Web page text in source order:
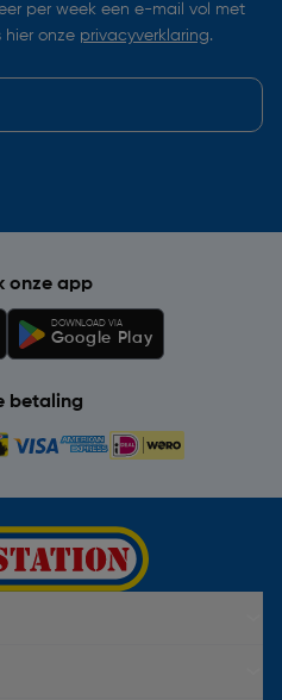
per week een e-mail vol met
hier onze privacyverklaring.
onze app
DOWNLOAD VIA
Google Play
betaling